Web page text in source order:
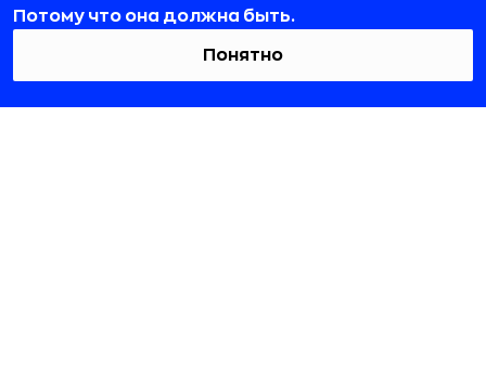
Смотреть все
Потому что она должна быть.
Понятно